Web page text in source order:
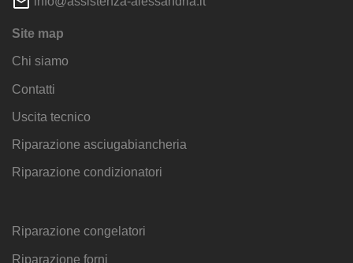
Site map
Chi siamo
Contatti
Uscita tecnico
Riparazione asciugabiancheria
Riparazione condizionatori
Riparazione congelatori
Riparazione forni